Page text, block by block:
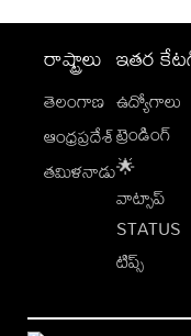
రాష్ట్రాలు
తెలంగాణ
ఆంధ్రప్రదేశ్
తమిళనాడు
ఇతర
ఉద్యోగాలు
ట్రెండింగ్
🌟
వాట్సాప్
STATUS
టిప్స్